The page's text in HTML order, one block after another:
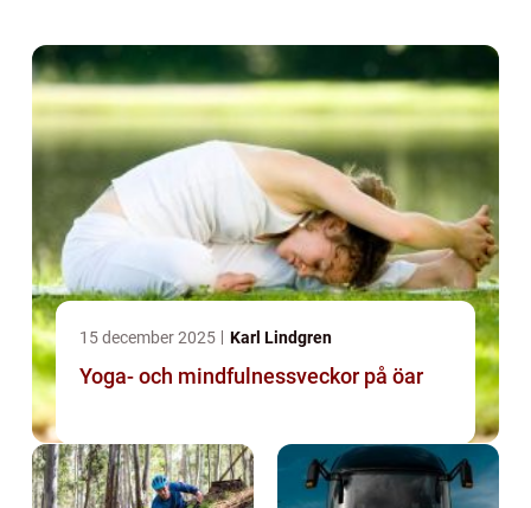
15 december 2025 Karl Lindgren
Yoga- och mindfulnessveckor på öar